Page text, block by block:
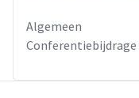
Algemeen
Conferentiebijdrage